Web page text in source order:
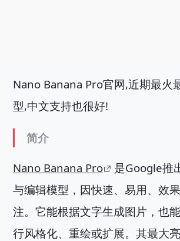
Nano Banana Pro官网,近期最火
型,中文支持也很好!
简介
Nano Banana Pro
是Google推
与编辑模型，因快速、易用、效
注。它能根据文字生成图片，也
行风格化、重绘或扩展。其最大